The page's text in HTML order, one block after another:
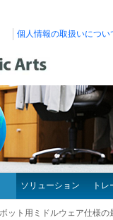
個人情報の取扱いについ
ソリューション ト
ット用ミドルウェア仕様